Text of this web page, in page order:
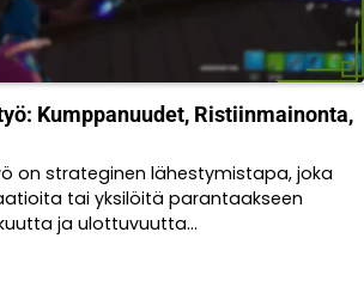
Kumppanuudet, Ristiinmainonta,
on strateginen lähestymistapa, joka
tai yksilöitä parantaakseen
ja ulottuvuutta…